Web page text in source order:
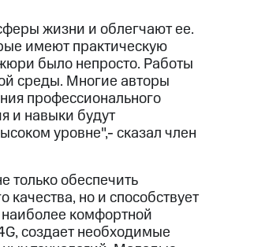
жизни и облегчают ее.
имеют практическую
было непросто. Работы
среды. Многие авторы
профессионального
и навыки будут
уровне",- сказал член
только обеспечить
но и способствует
комфортной
создает необходимые